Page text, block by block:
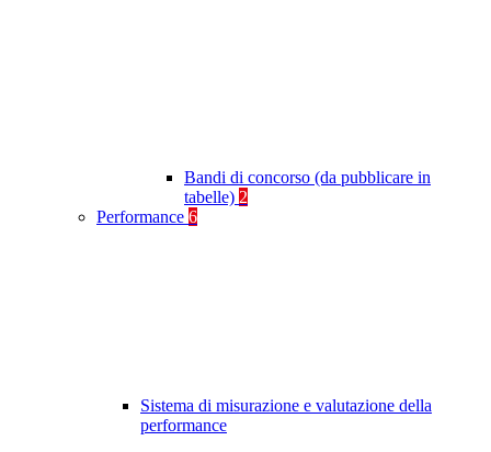
Bandi di concorso (da pubblicare in
tabelle) 2
Performance 6
Sistema di misurazione e valutazione della
performance